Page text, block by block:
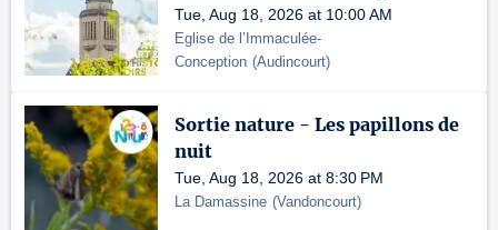
Tue, Aug 18, 2026 at 10:00 AM
Eglise de l’Immaculée-
Conception (Audincourt)
Sortie nature - Les papillons de
nuit
Tue, Aug 18, 2026 at 8:30 PM
La Damassine (Vandoncourt)